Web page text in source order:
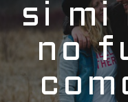
si mi
no